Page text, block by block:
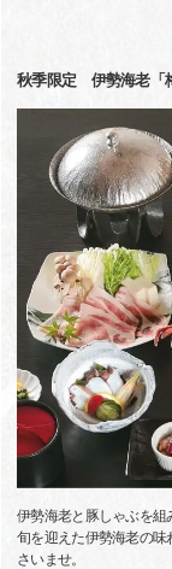
秋季限定 伊勢海老
伊勢海老と豚しゃぶを組
旬を迎えた伊勢海老の
さいませ。